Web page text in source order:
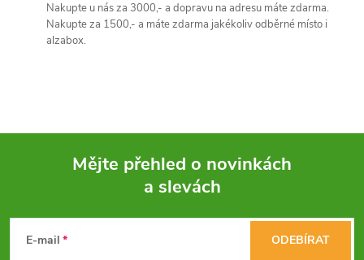
Nakupte u nás za 3000,- a dopravu na adresu máte zdarma.
Nakupte za 1500,- a máte zdarma jakékoliv odběrné místo i
alzabox.
Mějte přehled o novinkách
a slevách
E-mail ODEBÍRAT